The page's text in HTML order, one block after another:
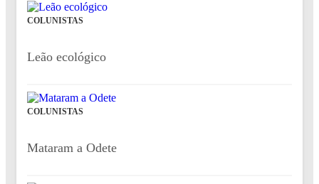
COLUNISTAS
Leão ecológico
COLUNISTAS
Mataram a Odete